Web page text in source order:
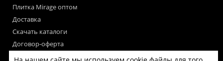
Плитка Mirage оптом
Доставка
Скачать каталоги
Договор-оферта
Пользовательское соглашение